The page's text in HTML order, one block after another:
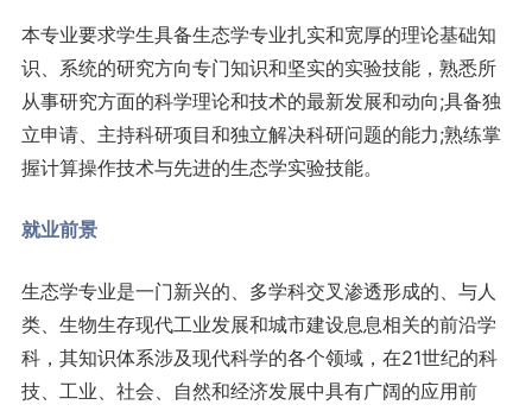
本专业要求学生具备生态学专业扎实和宽厚的理论基础知
识、系统的研究方向专门知识和坚实的实验技能，熟悉所
从事研究方面的科学理论和技术的最新发展和动向;具备独
立申请、主持科研项目和独立解决科研问题的能力;熟练掌
握计算操作技术与先进的生态学实验技能。
就业前景
生态学专业是一门新兴的、多学科交叉渗透形成的、与人
类、生物生存现代工业发展和城市建设息息相关的前沿学
科，其知识体系涉及现代科学的各个领域，在21世纪的科
技、工业、社会、自然和经济发展中具有广阔的应用前